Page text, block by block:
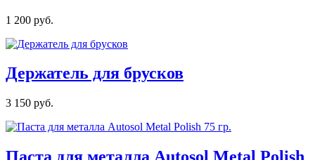
1 200 руб.
Держатель для брусков
3 150 руб.